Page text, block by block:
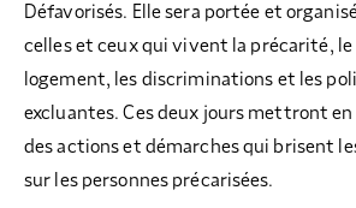
Défavorisés. Elle sera portée et
celles et ceux qui vivent la précarité,
logement, les discriminations et les
excluantes. Ces deux jours mettront
des actions et démarches qui brisent
sur les personnes précarisées.